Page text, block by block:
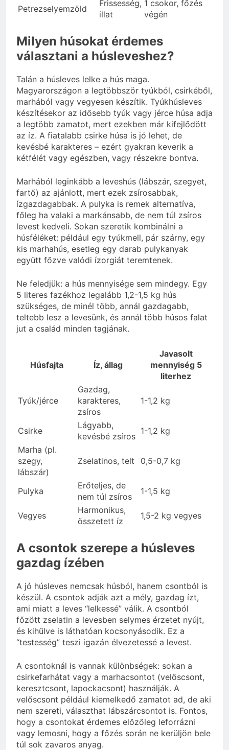
Petrezselyemzöld
Frissesség,
illat
1 csokor, főzés
végén
Milyen húsokat érdemes
választani a húsleveshez?
Talán a húsleves lelke a hús maga.
Magyarországon a legtöbbször tyúkból, csirkéből,
marhából vagy vegyesen készítik. Tyúkhúsleves
készítésekor az idősebb tyúk vagy jérce húsa adja
a legtöbb zamatot, mert ezekben már kifejlődött
az íz. A fiatalabb csirke húsa is jó lehet, de
kevésbé karakteres – ezért gyakran keverik a
kétfélét vagy egészben, vagy részekre bontva.
Marhából leginkább a leveshús (lábszár, szegyet,
fartő) az ajánlott, mert ezek zsírosabbak,
ízgazdagabbak. A pulyka is remek alternatíva,
főleg ha valaki a markánsabb, de nem túl zsíros
levest kedveli. Sokan szeretik kombinálni a
húsféléket: például egy tyúkmell, pár szárny, egy
kis marhahús, esetleg egy darab pulykanyak
együtt főzve valódi ízorgiát teremtenek.
Ne feledjük: a hús mennyisége sem mindegy. Egy
5 literes fazékhoz legalább 1,2-1,5 kg hús
szükséges, de minél több, annál gazdagabb,
teltebb lesz a levesünk, és annál több húsos falat
jut a család minden tagjának.
Húsfajta Íz, állag
Javasolt
mennyiség 5
literhez
Tyúk/jérce
Gazdag,
karakteres,
zsíros
1-1,2 kg
Csirke
Lágyabb,
kevésbé zsíros
1-1,2 kg
Marha (pl.
szegy,
lábszár)
Zselatinos, telt 0,5-0,7 kg
Pulyka
Erőteljes, de
nem túl zsíros
1-1,5 kg
Vegyes
Harmonikus,
összetett íz
1,5-2 kg vegyes
A csontok szerepe a húsleves
gazdag ízében
A jó húsleves nemcsak húsból, hanem csontból is
készül. A csontok adják azt a mély, gazdag ízt,
ami miatt a leves “lelkessé” válik. A csontból
főzött zselatin a levesben selymes érzetet nyújt,
és kihűlve is láthatóan kocsonyásodik. Ez a
“testesség” teszi igazán élvezetessé a levest.
A csontoknál is vannak különbségek: sokan a
csirkefarhátat vagy a marhacsontot (velőscsont,
keresztcsont, lapockacsont) használják. A
velőscsont például kiemelkedő zamatot ad, de aki
nem szereti, választhat lábszárcsontot is. Fontos,
hogy a csontokat érdemes előzőleg leforrázni
vagy lemosni, hogy a főzés során ne kerüljön bele
túl sok zavaros anyag.